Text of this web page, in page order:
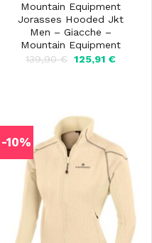
Mountain Equipment
Jorasses Hooded Jkt
Men – Giacche –
Mountain Equipment
139,90€ Il
prezzo
125,91€Il
-10%